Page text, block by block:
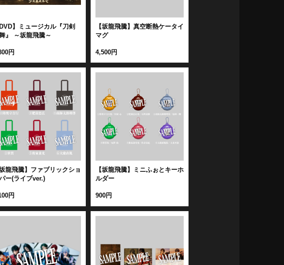
DVD】ミュージカル『刀剣
』 ～坂龍飛騰～
円
【坂龍飛騰】真空断熱ケータイ
マグ
4,500円
坂龍飛騰】ファブリックショ
ー(ライブver.)
円
【坂龍飛騰】ミニふぉとキーホ
ルダー
900円